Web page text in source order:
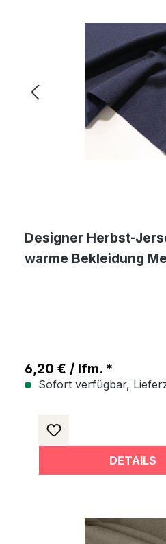
Designer Herbst-
warme Bekleidung
6,20 € / lfm. *
Sofort verfügbar,
DETAILS